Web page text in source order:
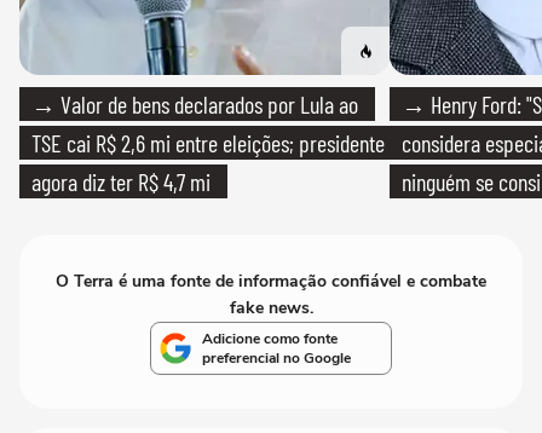
→ Valor de bens declarados por Lula ao
TSE cai R$ 2,6 mi entre eleições; presidente
agora diz ter R$ 4,7 mi
→ Henry Ford:
considera
ninguém se
O Terra é uma fonte de informação confiável e combate
fake news.
Adicione como fonte
preferencial no Google